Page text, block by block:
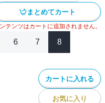
まとめてカート
ンツはカートに追加されません。
6 7 8
カートに入れる
お気に入り